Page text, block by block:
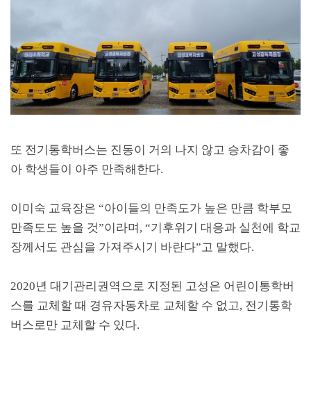
또 전기통학버스는 진동이 거의 나지 않고 승차감이 좋
아 학생들이 아주 만족해한다.
이미숙 교육장은 “아이들의 만족도가 높은 만큼 학부모
만족도도 높을 것”이라며 , “기후위기 대응과 실천에 학교
장께서도 관심을 가져주시기 바란다”고 말했다.
2020년 대기관리권역으로 지정된 고성은 어린이통학버
스를 교체할 때 경유자동차로 교체할 수 없고, 전기통학
버스로만 교체할 수 있다.